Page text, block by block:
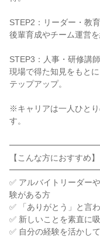
STEP2：リーダー・教
後輩育成やチーム運営
STEP3：人事・研修講
現場で得た知見をもと
テップアップ。
※キャリアは一人ひと
す。
【こんな方におすすめ】
✅ アルバイトリーダー
験がある方
✅ 「ありがとう」と言
✅ 新しいことを素直に
✅ 自分の経験を活かし